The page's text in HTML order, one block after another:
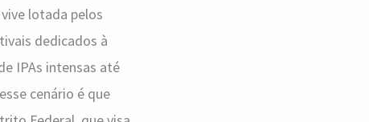
lotada pelos
dedicados à
IPAs intensas até
cenário é que